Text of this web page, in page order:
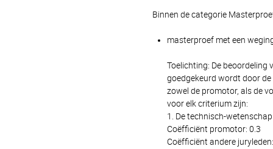
Binnen de categorie
masterproef met een
Toelichting: De beoordeling
goedgekeurd wordt door
zowel de promotor, als de
voor elk criterium zijn:
1. De technisch-
Coëfficiënt promotor: 0.3
Coëfficiënt andere